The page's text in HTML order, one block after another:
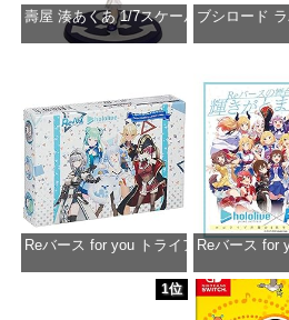
壽屋 湊あくあ 1/7スケール PVC製 塗装
ブシロード
Reバース for you トライアルデッキ ホ
価格：¥1,650
Reバース for
価
1位